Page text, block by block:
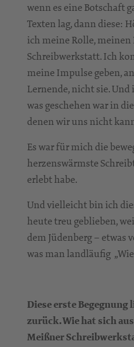
wenn es eine Botschaft
Texten lag, dann diese:
ich meine Rolle, meinen
Schreibwerkstatt. Ich
meine Impulse geben,
Lernende, nicht sie.
was geschehen war in
denen wir uns nicht
Es war für mich die
herzenswärmste
erlebt habe.
Und vielleicht bin ich
heute treu geblieben,
dem Jüdenberg – etwas
was man landläufig
Diese erste Begegnung
zurück. Wie hat sich
Meißner